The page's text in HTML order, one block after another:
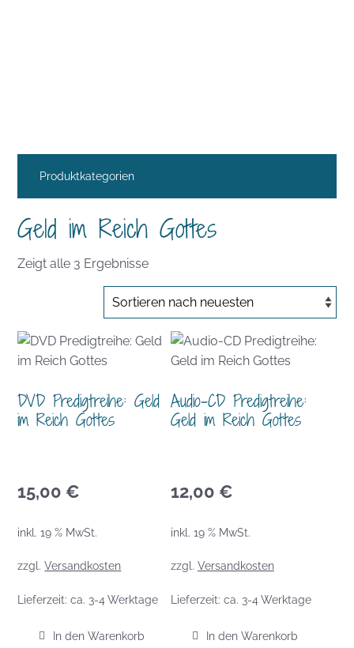
Produktkategorien
Geld im Reich Gottes
Zeigt alle 3 ErgebnisseNach
Aktualität
sortiert
DVD Predigtreihe: Geld
im Reich Gottes
15,00 €
inkl. 19 % MwSt.
zzgl.Versandkosten
Lieferzeit:ca. 3-4 Werktage
In den Warenkorb
Audio-CD Predigtreihe:
Geld im Reich Gottes
12,00 €
inkl. 19 % MwSt.
zzgl. Versandkosten
Lieferzeit: ca. 3-4 Werktage
In den Warenkorb